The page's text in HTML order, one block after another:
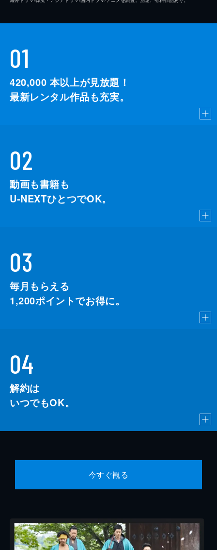
01
420,000 本以上が見放題！
最新レンタル作品も充実。
02
動画も書籍も
U-NEXTひとつでOK。
03
毎月もらえる
1,200ポイントでお得に。
04
解約は
いつでもOK。
今すぐ観る